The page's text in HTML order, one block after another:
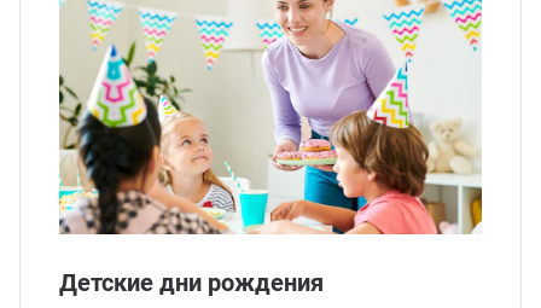
Детские дни рождения